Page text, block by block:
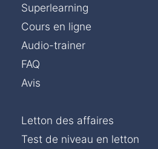
Superlearning
Cours en ligne
Audio-trainer
FAQ
Avis
Letton des affaires
Test de niveau en letton